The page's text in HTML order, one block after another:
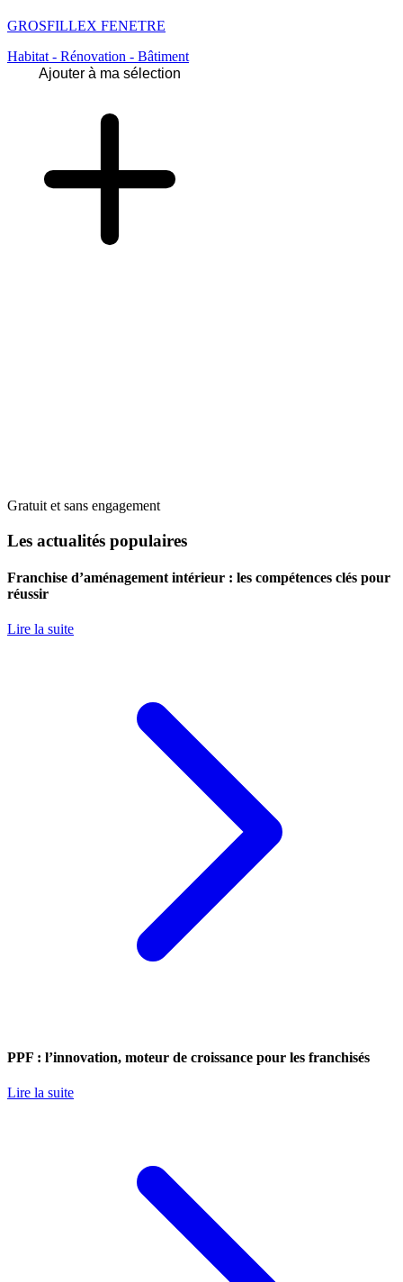
GROSFILLEX FENETRE
Habitat - Rénovation - Bâtiment
Ajouter à ma sélection
Gratuit et sans engagement
Les actualités populaires
Franchise d’aménagement intérieur : les compétences clés pour
réussir
Lire la suite
PPF : l’innovation, moteur de croissance pour les franchisés
Lire la suite